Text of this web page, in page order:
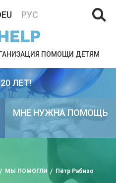
РУС
ПОМОЩИ ДЕТЯМ
ЛЕТ!
МНЕ НУЖНА ПОМОЩЬ
МЫ ПОМОГЛИ Пётр Рабизо